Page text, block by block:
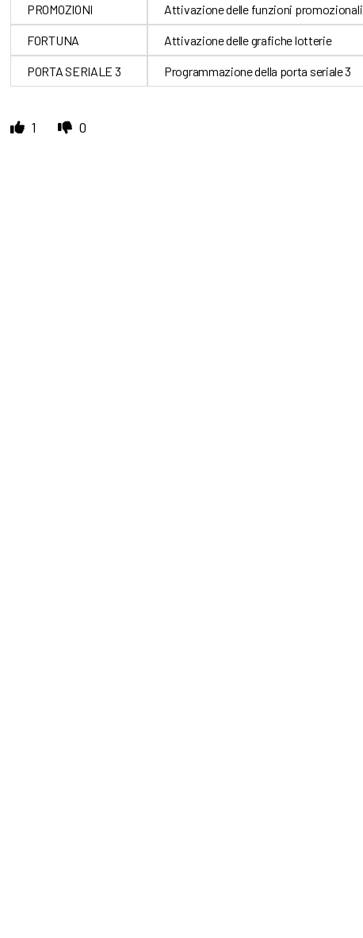
PROMOZIONI Attivazione delle funzioni promozionali
FORTUNA Attivazione delle grafiche lotterie
PORTA SERIALE 3 Programmazione della porta seriale 3
1 0